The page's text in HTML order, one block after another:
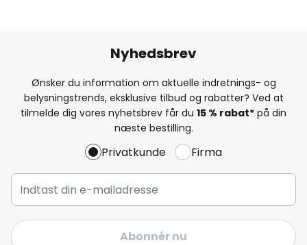
Nyhedsbrev
Ønsker du information om aktuelle indretnings- og
belysningstrends, eksklusive tilbud og rabatter? Ved at
tilmelde dig vores nyhetsbrev får du 15 % rabat* på din
næste bestilling.
Privatkunde Firma
Abonnér nu